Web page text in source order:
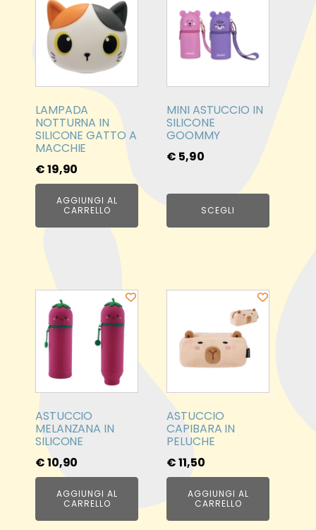
LAMPADA
NOTTURNA IN
SILICONE GATTO A
MACCHIE
€19,90
AGGIUNGI AL
CARRELLO
MINI ASTUCCIO IN
SILICONE
GOOMMY
€ 5,90
SCEGLI
prodotto
ha
più
varianti.
possono
essere
scelte
ASTUCCIO
MELANZANA IN
SILICONE
€10,90
AGGIUNGI AL
CARRELLO
ASTUCCIO
CAPIBARA IN
PELUCHE
€11,50
AGGIUNGI AL
CARRELLO